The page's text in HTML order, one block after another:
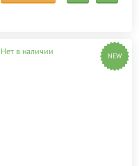
Нет в наличии NEW